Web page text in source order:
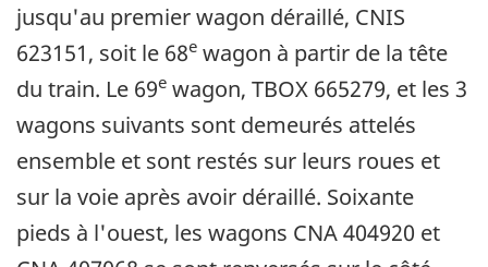
jusqu'au premier wagon déraillé, CNIS
623151, soit le 68e wagon à partir de la tête
du train. Le 69e wagon, TBOX 665279, et les 3
wagons suivants sont demeurés attelés
ensemble et sont restés sur leurs roues et
sur la voie après avoir déraillé. Soixante
pieds à l'ouest, les wagons CNA 404920 et